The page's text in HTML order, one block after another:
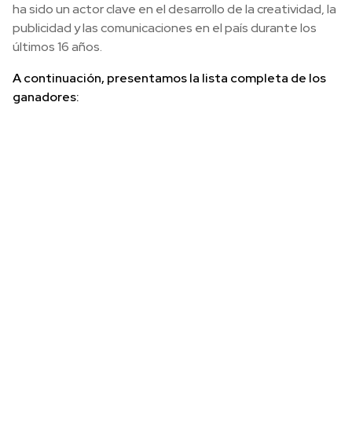
ha sido un actor clave en el desarrollo de la creatividad, la
publicidad y las comunicaciones en el país durante los
últimos 16 años.
A continuación, presentamos la lista completa de los
ganadores: